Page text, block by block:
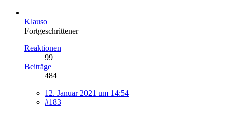
Klauso
Fortgeschrittener
Reaktionen
99
Beiträge
484
12. Januar 2021 um 14:54
#183